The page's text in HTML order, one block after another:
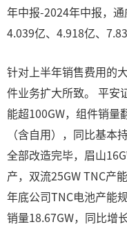
年中报-2024年中报，通
4.039亿、4.918亿、
针对上半年销售费用的
件业务扩大所致。 平安
能超100GW，组件销量
（含自用），同比基本
全部改造完毕，眉山
产，双流25GW TNC产
年底公司TNC电池产能
销量18.67GW，同比增